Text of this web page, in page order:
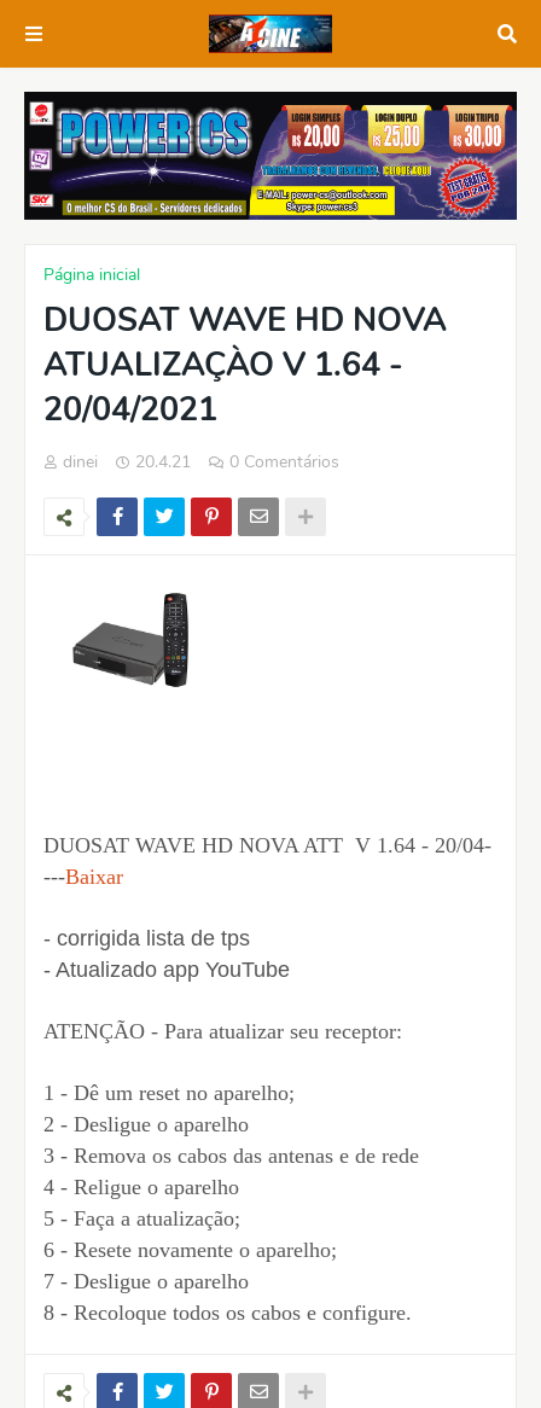
Página inicial
DUOSAT WAVE HD NOVA
ATUALIZAÇÀO V 1.64 -
20/04/2021
dinei 20.4.21 0 Comentários
DUOSAT WAVE HD NOVA ATT V 1.64 - 20/04-
---Baixar
- corrigida lista de tps
- Atualizado app YouTube
ATENÇÃO - Para atualizar seu receptor:
1 - Dê um reset no aparelho;
2 - Desligue o aparelho
3 - Remova os cabos das antenas e de rede
4 - Religue o aparelho
5 - Faça a atualização;
6 - Resete novamente o aparelho;
7 - Desligue o aparelho
8 - Recoloque todos os cabos e configure.